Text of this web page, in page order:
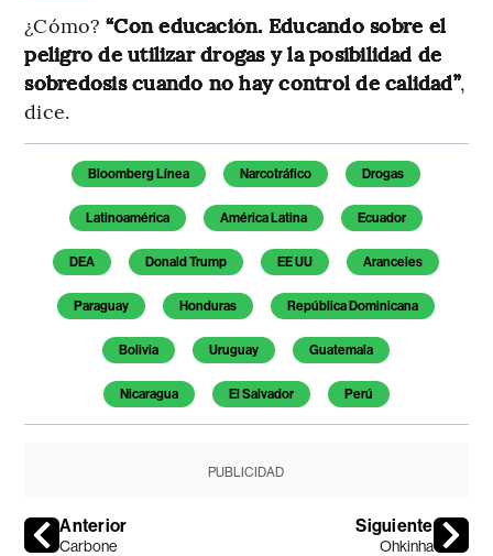
¿Cómo?“Con educación. Educando sobre el
peligro de utilizar drogas y la posibilidad de
sobredosis cuando no hay control de calidad”,
dice.
Temas de este artículo
Bloomberg Línea Narcotráfico Drogas
Latinoamérica América Latina Ecuador
DEA Donald Trump EE UU Aranceles
Paraguay Honduras República Dominicana
Bolivia Uruguay Guatemala
Nicaragua El Salvador Perú
PUBLICIDAD
Anterior
Carbone
Siguiente
Ohkinha